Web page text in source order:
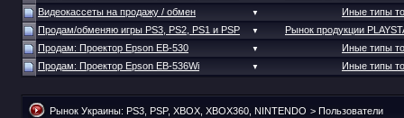
Видеокассеты на продажу / обмен
▼
Иные типы
Продам/обменяю игры PS3, PS2, PS1 и PSP
▼
Рынок продукции
Продам: Проектор Epson EB-530
▼
Иные типы
Продам: Проектор Epson EB-536Wi
▼ Иные типы
Рынок Украины: PS3, PSP, XBOX, XBOX360, NINTENDO > Пользователи